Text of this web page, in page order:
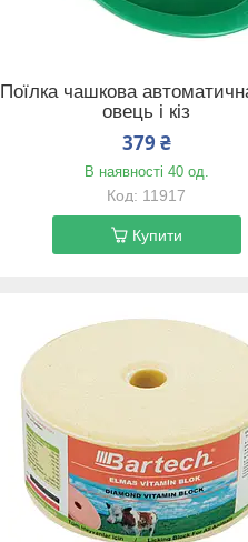
Поїлка чашкова
овець і кіз
379 ₴
В наявності 40 од.
11917
Купити